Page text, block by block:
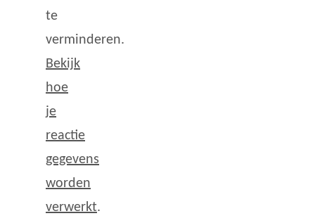
te
verminderen.
Bekijk
hoe
je
reactie
gegevens
worden
verwerkt.